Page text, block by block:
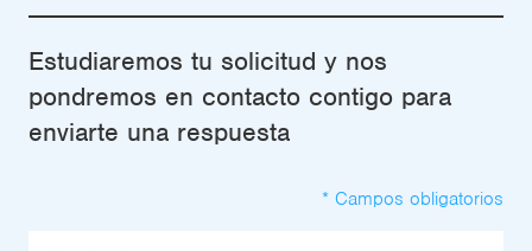
Estudiaremos tu solicitud y nos
pondremos en contacto contigo para
enviarte una respuesta
* Campos obligatorios